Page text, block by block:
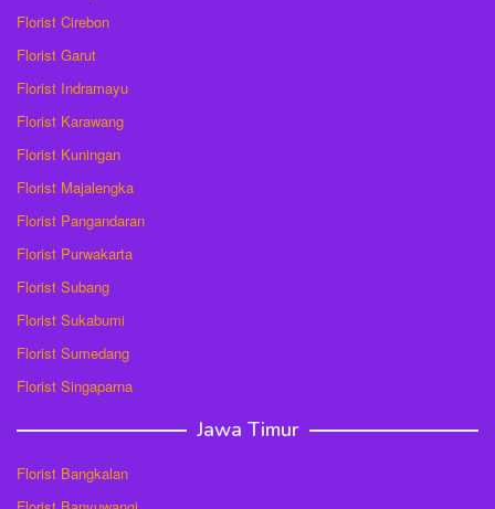
Florist Cirebon
Florist Garut
Florist Indramayu
Florist Karawang
Florist Kuningan
Florist Majalengka
Florist Pangandaran
Florist Purwakarta
Florist Subang
Florist Sukabumi
Florist Sumedang
Florist Singaparna
Jawa Timur
Florist Bangkalan